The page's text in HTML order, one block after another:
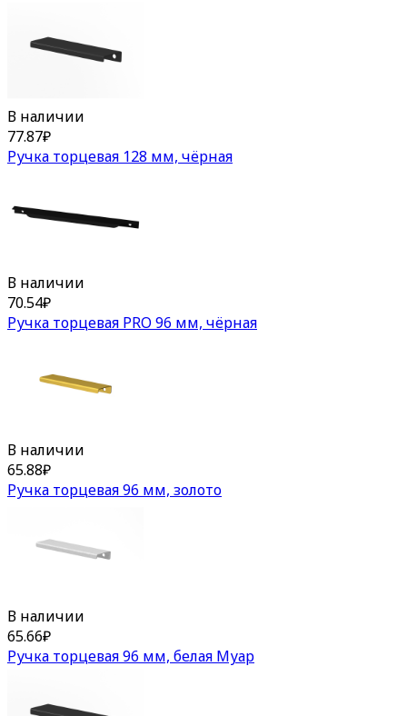
В наличии
77.87₽
Ручка торцевая 128 мм, чёрная
В наличии
70.54₽
Ручка торцевая PRO 96 мм, чёрная
В наличии
65.88₽
Ручка торцевая 96 мм, золото
В наличии
65.66₽
Ручка торцевая 96 мм, белая Муар